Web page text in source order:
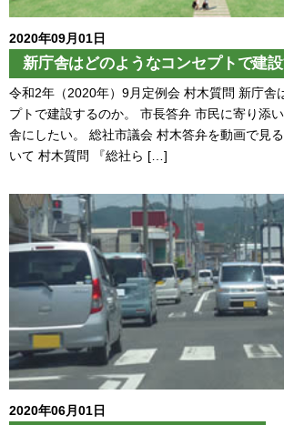
2020年09月01日
新庁舎はどのようなコンセプトで建設
令和2年（2020年）9月定例会 村木質問 新庁舎
プトで建設するのか。 市長答弁 市民に寄り添
舎にしたい。 総社市議会 村木答弁を動画で見
いて 村木質問 『総社ら […]
2020年06月01日